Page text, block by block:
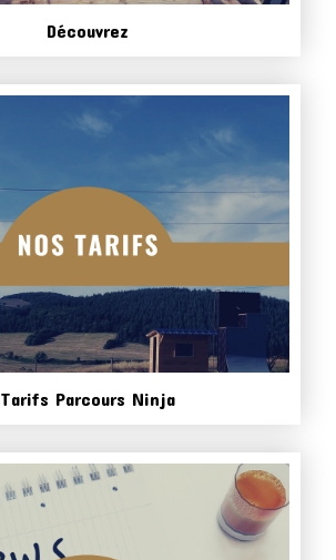
Découvrez
Tarifs Parcours Ninja